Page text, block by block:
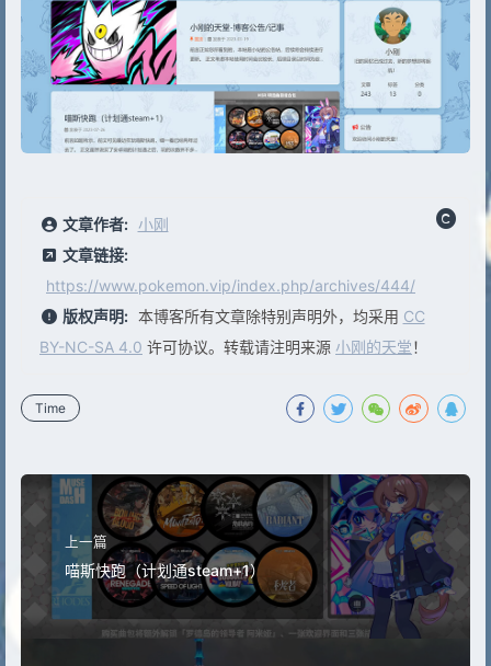
文章作者: 小刚
文章链接:
https://www.pokemon.vip/index.php/archives/444/
版权声明: 本博客所有文章除特别声明外，均采用 CC
BY-NC-SA 4.0 许可协议。转载请注明来源 小刚的天堂！
Time
上一篇
喵斯快跑（计划通steam+1）